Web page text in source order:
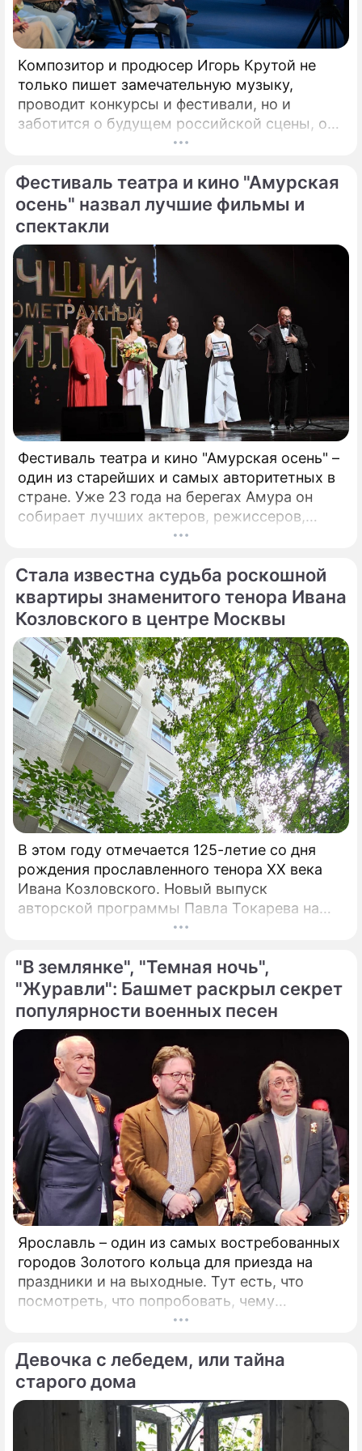
активность НАТО у российских границ
Джозеф Байден
46-й президент США
Композитор и продюсер Игорь Крутой не
только пишет замечательную музыку,
проводит конкурсы и фестивали, но и
заботится о будущем российской сцены, о
том, кто будет петь завтра. Именно для
"Детская Новая волна". Его задачи –
предоставлять юным артистам
возможность заявить о своём вокальном
открывать слушателям новые имена
талантливых исполнителей из разных
городов России.
Фестиваль театра и кино "Амурская
осень" назвал лучшие фильмы и
спектакли
Фестиваль театра и кино "Амурская осень" –
один из старейших и самых авторитетных в
стране. Уже 23 года на берегах Амура он
собирает лучших актеров, режиссеров,
который проходит в Благовещенске, назвал
победителей. Это те ленты и спектакли,
которые обязательно надо посмотреть!
Зрителями фестиваля стали больше 17
тысяч человек, а гостями – свыше 400
человек.
Стала известна судьба роскошной
квартиры знаменитого тенора Ивана
Козловского в центре Москвы
В этом году отмечается 125-летие со дня
рождения прославленного тенора XX века
Ивана Козловского. Новый выпуск
авторской программы Павла Токарева на
платформе VK "Сады искусств" посвящен
столетия Козловский являлся не просто
популярным певцом, а считался богом и
идолом для всего советского народа", –
говорит Токарев.
"В землянке", "Темная ночь",
"Журавли": Башмет раскрыл секрет
популярности военных песен
Ярославль – один из самых востребованных
городов Золотого кольца для приезда на
праздники и на выходные. Тут есть, что
посмотреть, что попробовать, чему
удивиться. Популяризации города во многом
на протяжении 17 лет устраивает тут
Международный музыкальный фестиваль.
Этот форум, который проводит самый
известный альтист и дирижер страны, –
явление уникальное.
Девочка с лебедем, или тайна
старого дома